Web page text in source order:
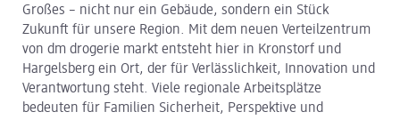
Großes – nicht nur ein Gebäude, sondern ein Stück
Zukunft für unsere Region. Mit dem neuen Verteilzentrum
von dm drogerie markt entsteht hier in Kronstorf und
Hargelsberg ein Ort, der für Verlässlichkeit, Innovation und
Verantwortung steht. Viele regionale Arbeitsplätze
bedeuten für Familien Sicherheit, Perspektive und